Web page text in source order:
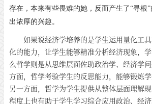
存在，本来有些畏难的她，反而产生了“寻根
出浓厚的兴趣。
如果说经济学培养的是学生运用量化工
化的能力，让学生能够精准分析经济现象，
么哲学则是从思维层面佐助政治学、经济学
方面，哲学考验学生的反思能力，能够锻炼学
另一方面，哲学为学生提供从整体层面理解
程度上也有助于学生学习综合应用政治、经